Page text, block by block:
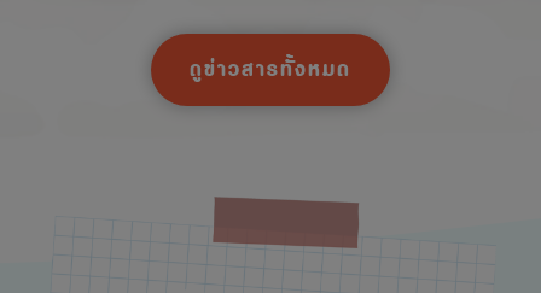
ดูข่าวสารทั้งหมด